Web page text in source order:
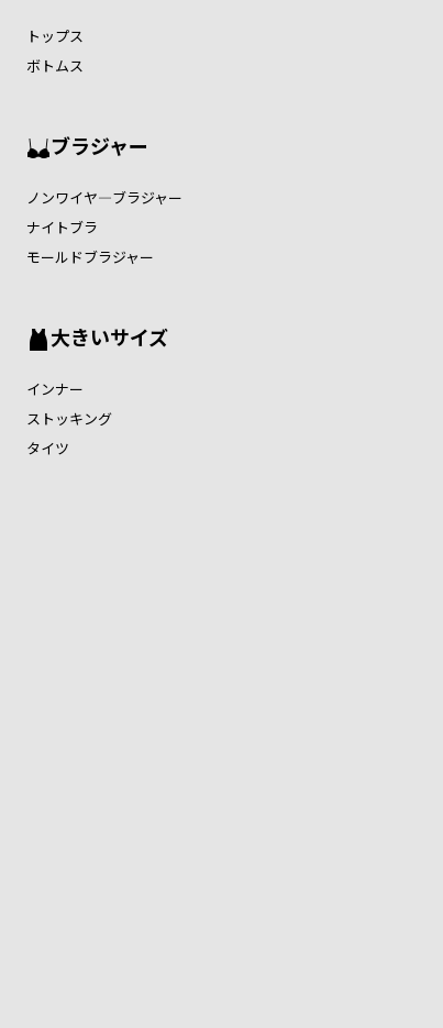
トップス
ボトムス
ブラジャー
ノンワイヤ―ブラジャー
ナイトブラ
モールドブラジャー
大きいサイズ
インナー
ストッキング
タイツ